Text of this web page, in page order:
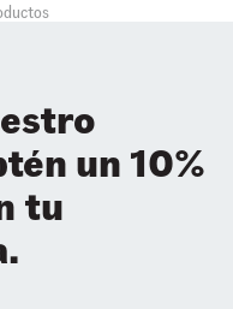
un 10%
tu